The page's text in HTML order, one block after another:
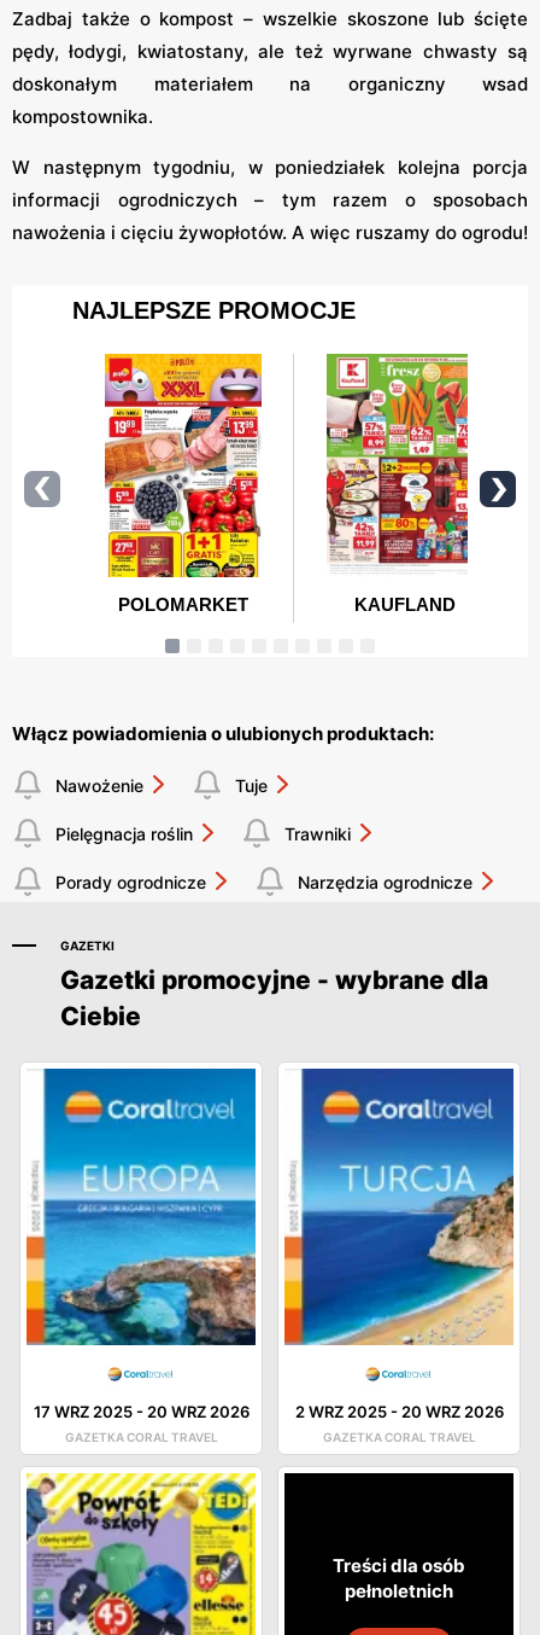
Zadbaj także o kompost – wszelkie skoszone lub ścięte
pędy, łodygi, kwiatostany, ale też wyrwane chwasty są
doskonałym materiałem na organiczny wsad
kompostownika.
W następnym tygodniu, w poniedziałek kolejna porcja
informacji ogrodniczych – tym razem o sposobach
nawożenia i cięciu żywopłotów. A więc ruszamy do ogrodu!
Włącz powiadomienia o ulubionych produktach:
Nawożenie Tuje
Pielęgnacja roślin Trawniki
Porady ogrodnicze Narzędzia ogrodnicze
GAZETKI
Gazetki promocyjne - wybrane dla
Ciebie
17 WRZ 2025-20 WRZ 2026
GAZETKA CORAL TRAVEL
2 WRZ 2025-20 WRZ 2026
GAZETKA CORAL TRAVEL
Treści dla osób
pełnoletnich